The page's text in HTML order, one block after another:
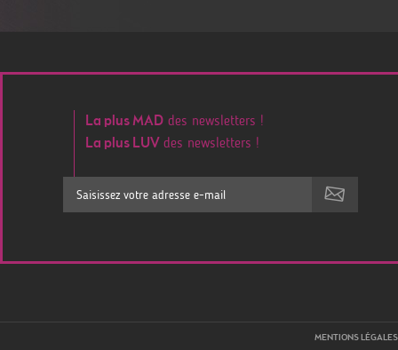
La plus MAD des newsletters !
La plus LUVdes newsletters !
MENTIONS LÉGALES